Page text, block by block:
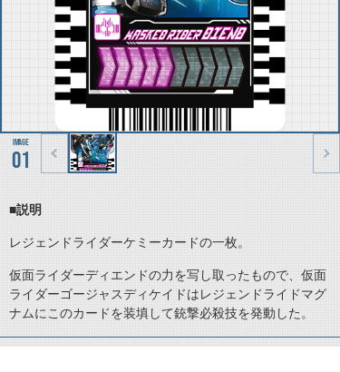
01
■説明
レジェンドライダーケミーカードの一枚。
仮面ライダーディエンドの力を写し取ったもので、仮面
ライダーゴージャスディケイドはレジェンドライドマグ
ナムにこのカードを装填して銃撃必殺技を発動した。